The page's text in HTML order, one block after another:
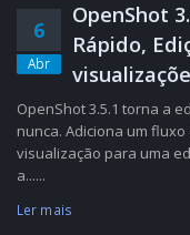
6
Abr
OpenShot
Rápido,
OpenShot 3.5.1 torna a
nunca. Adiciona um
visualização para uma
a......
Ler mais